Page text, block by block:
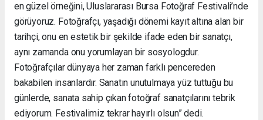
en güzel örneğini, Uluslararası Bursa Fotoğraf Festivali’nde
görüyoruz. Fotoğrafçı, yaşadığı dönemi kayıt altına alan bir
tarihçi, onu en estetik bir şekilde ifade eden bir sanatçı,
aynı zamanda onu yorumlayan bir sosyologdur.
Fotoğrafçılar dünyaya her zaman farklı pencereden
bakabilen insanlardır. Sanatın unutulmaya yüz tuttuğu bu
günlerde, sanata sahip çıkan fotoğraf sanatçılarını tebrik
ediyorum. Festivalimiz tekrar hayırlı olsun” dedi.